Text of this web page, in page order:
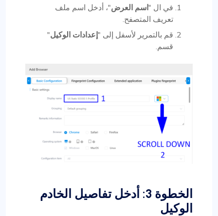
في ال "اسم العرض"، أدخل اسم ملف
تعريف المتصفح.
قم بالتمرير لأسفل إلى "إعدادات الوكيل"
قسم.
الخطوة 3: أدخل تفاصيل الخادم
الوكيل